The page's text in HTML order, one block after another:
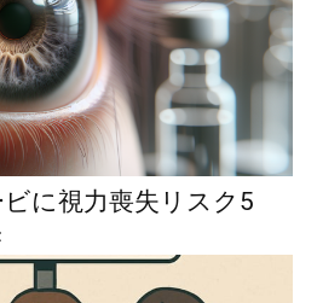
に視力喪失リスク5